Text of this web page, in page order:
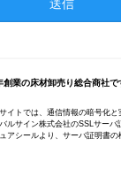
業の床材卸売り総合商社で
イトでは、通信情報の暗号化
ルサイン株式会社のSSLサーバ
アシールより、サーバ証明書の